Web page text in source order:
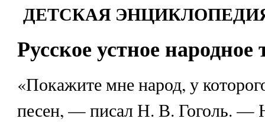
ДЕТСКАЯ
Русское устное народное
«Покажите мне народ, у
песен, — писал Н. В. Гоголь. —